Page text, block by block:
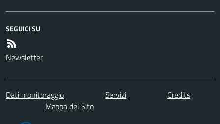
SEGUICI SU
Newsletter
Dati monitoraggio Servizi
Credits
Mappa del Sito